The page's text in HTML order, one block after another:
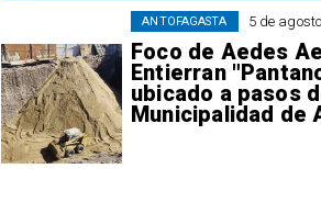
5 de
Foco de Aedes
Entierran
ubicado a pasos
Municipalidad de
ANTOFAGASTA